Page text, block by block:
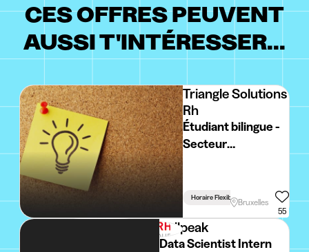
CES OFFRES PEUVENT
AUSSI T'INTÉRESSER...
Triangle Solutions
Rh
Étudiant bilingue -
Secteur
Horaire Flexible Bruxelles
55
Sailpeak
Data Scientist Intern